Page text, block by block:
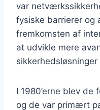
var
fysiske barrierer og
fremkomsten af
at udvikle mere
I 1980’erne blev
og de var primært